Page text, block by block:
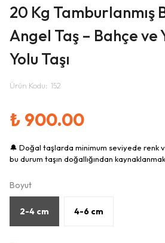
20 Kg Tamburlanmış
Angel Taş – Bahçe ve
Yolu Taşı
Ürün Kodu: 152
₺ 900.00
🔔 Doğal taşlarda minimum seviyede renk
bu durum taşın doğallığından
Boyut
2-4 cm 4-6 cm